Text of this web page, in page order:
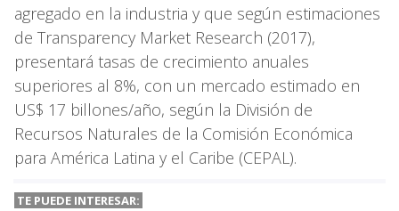
agregado en la industria y que según estimaciones
de Transparency Market Research (2017),
presentará tasas de crecimiento anuales
superiores al 8%, con un mercado estimado en
US$ 17 billones/año, según la División de
Recursos Naturales de la Comisión Económica
para América Latina y el Caribe (CEPAL).
TE PUEDE INTERESAR: